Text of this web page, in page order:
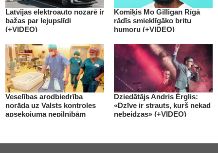
Latvijas elektroauto nozarē ir
bažas par lejupslīdi
(+VIDEO)
Komiķis Mo Gilligan Rīgā
rādīs smieklīgāko britu
humoru (+VIDEO)
Veselības arodbiedrība
norāda uz Valsts kontroles
apsekojuma nepilnībām
Dziedātājs Andris Ērglis:
«Dzīve ir strauts, kurš nekad
nebeidzas» (+VIDEO)